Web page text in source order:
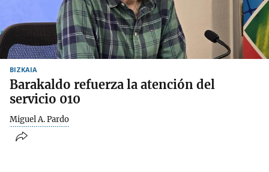
BIZKAIA
Barakaldo refuerza la atención del
servicio 010
Miguel A. Pardo